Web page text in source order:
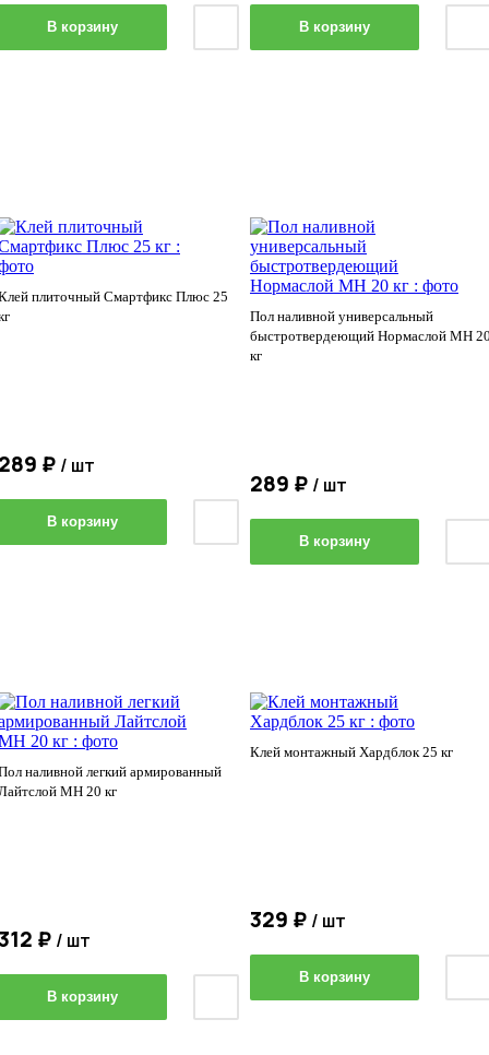
В корзину В корзину
плиточный Смартфикс Плюс 25
₽ / шт
В корзину
Пол наливной универсальный
быстротвердеющий Нормаслой МН
кг
289 ₽ / шт
В корзину
наливной легкий армированный
МН 20 кг
₽ / шт
В корзину
Клей монтажный Хардблок 25 кг
329 ₽ / шт
В корзину